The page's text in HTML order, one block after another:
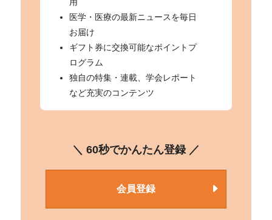
医学・医療の最新ニュースを毎日
お届け
ギフト券に交換可能なポイントプ
ログラム
独自の特集・連載、学会レポート
など充実のコンテンツ
＼ 60秒でかんたん登録 ／
会員登録